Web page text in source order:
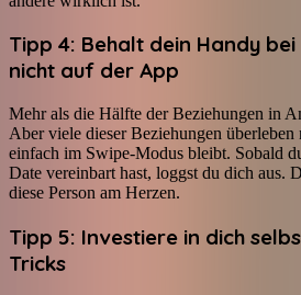
Tipp 4: Behalt dein Handy
nicht auf der App
Mehr als die Hälfte der Beziehungen in
Aber viele dieser Beziehungen
einfach im Swipe-Modus bleibt. Sobald
Date vereinbart hast, loggst du dich aus.
diese Person am Herzen.
Tipp 5: Investiere in dich
Tricks